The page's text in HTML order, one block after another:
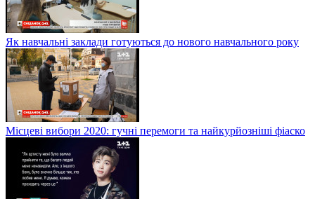
Як навчальні заклади готуються до нового навчального року
Місцеві вибори 2020: гучні перемоги та найкурйозніші фіаско